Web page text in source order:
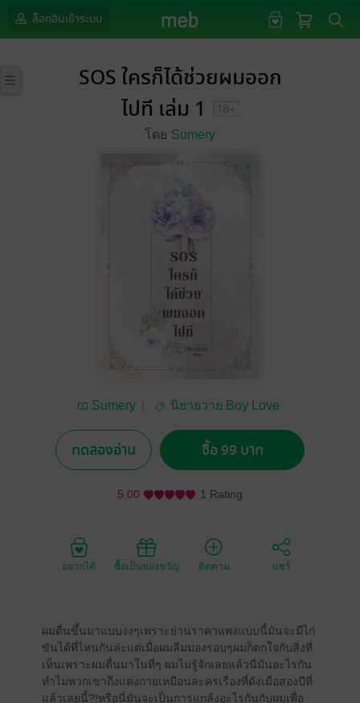
ล็อกอินเข้าระบบ
SOS ใครก็ได้ช่วยผมออก
ไปที เล่ม 1
โดย Sumery
Sumery
นิยายวาย Boy Love
ทดลองอ่าน ซื้อ 99 บาท
5.00 1 Rating
อยากได้ ซื้อเป็นของขวัญ ติดตาม แชร์
ผมตื่นขึ้นมาแบบงงๆเพราะย่านราคาแพงแบบนี้มันจะมีไก่
ขันได้ที่ไหนกันล่ะแต่เมื่อผมลืมมองรอบๆผมก็ตกใจกับสิ่งที่
เห็นเพราะผมตื่นมาในที่ๆ ผมไม่รู้จักเลยแล้วนี่มันอะไรกัน
ทำไมพวกเขาถึงแต่งกายเหมือนละครเรื่องที่ดังเมื่อสองปีที่
แล้วเลยนี้?!หรือนี่มันจะเป็นการแกล้งอะไรกันกับผมเพื่อ